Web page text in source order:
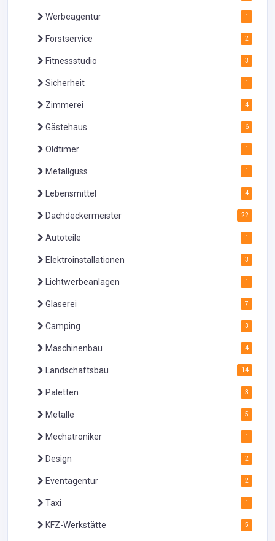
Werbeagentur 1
Forstservice 2
Fitnessstudio 3
Sicherheit 1
Zimmerei 4
Gästehaus 6
Oldtimer 1
Metallguss 1
Lebensmittel 4
Dachdeckermeister 22
Autoteile 1
Elektroinstallationen 3
Lichtwerbeanlagen 1
Glaserei 7
Camping 3
Maschinenbau 4
Landschaftsbau 14
Paletten 3
Metalle 5
Mechatroniker 1
Design 2
Eventagentur 2
Taxi 1
KFZ-Werkstätte 5